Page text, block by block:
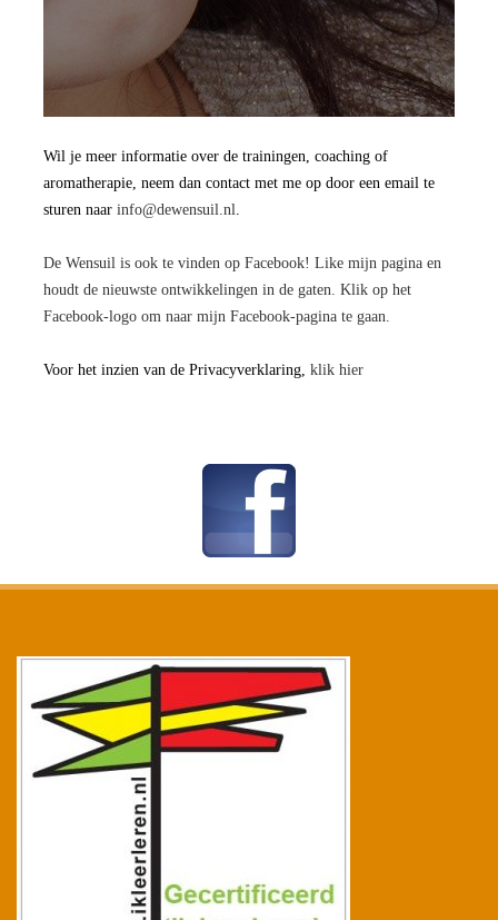
Wil je meer informatie over de trainingen, coaching of
aromatherapie, neem dan contact met me op door een email te
sturen naar info@dewensuil.nl.
De Wensuil is ook te vinden op Facebook! Like mijn pagina en
houdt de nieuwste ontwikkelingen in de gaten. Klik op het
Facebook-logo om naar mijn Facebook-pagina te gaan.
Voor het inzien van de Privacyverklaring, klik hier